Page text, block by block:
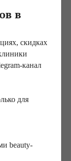
в
скидках
канал
для
beauty-
в области
в каждом
у врача